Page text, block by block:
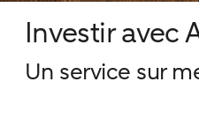
Investir avec
Un service sur